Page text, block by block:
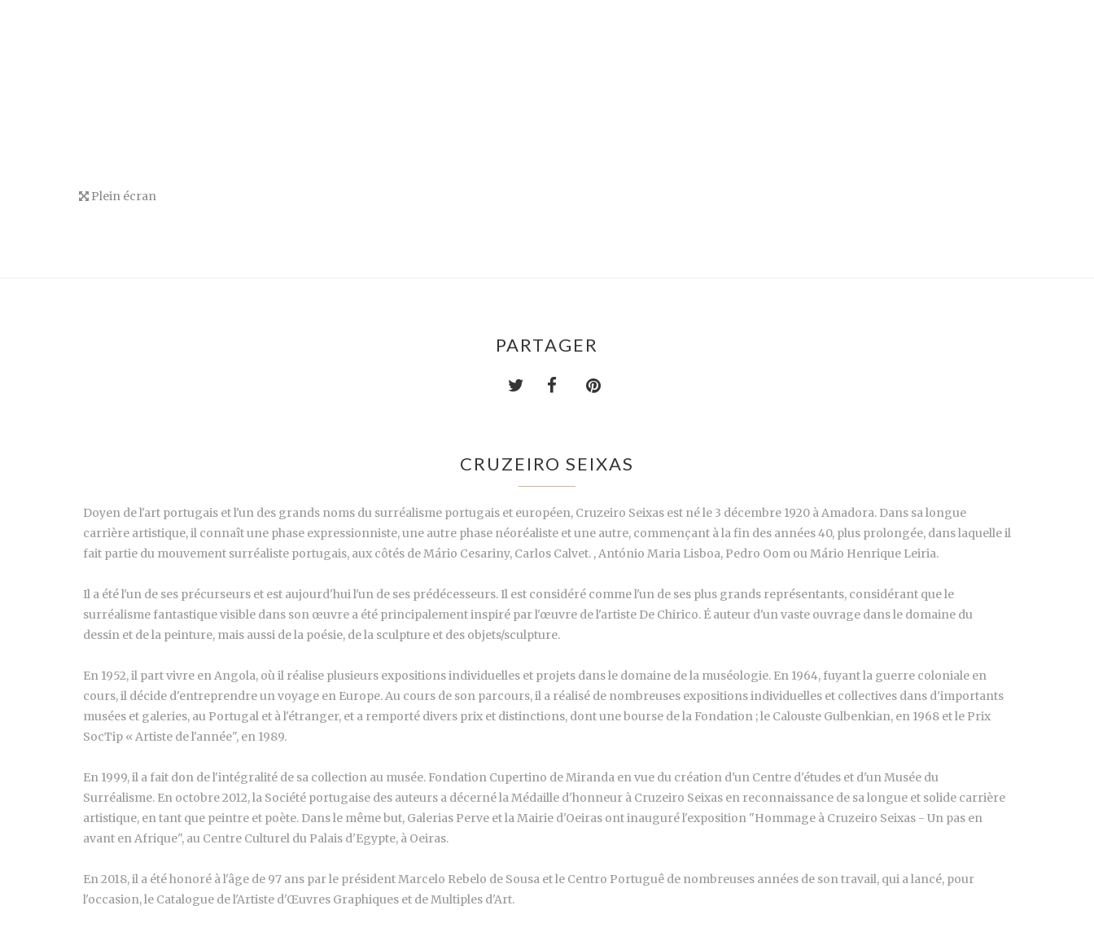
Plein écran
PARTAGER
CRUZEIRO SEIXAS
Doyen de l'art portugais et l'un des grands noms du surréalisme portugais et européen, Cruzeiro Seixas est né le 3 décembre 1920 à Amadora. Dans sa longue
carrière artistique, il connaît une phase expressionniste, une autre phase néoréaliste et une autre, commençant à la fin des années 40, plus prolongée, dans laquelle il
fait partie du mouvement surréaliste portugais, aux côtés de Mário Cesariny, Carlos Calvet. , António Maria Lisboa, Pedro Oom ou Mário Henrique Leiria.
Il a été l'un de ses précurseurs et est aujourd'hui l'un de ses prédécesseurs. Il est considéré comme l'un de ses plus grands représentants, considérant que le
surréalisme fantastique visible dans son œuvre a été principalement inspiré par l'œuvre de l'artiste De Chirico. É auteur d'un vaste ouvrage dans le domaine du
dessin et de la peinture, mais aussi de la poésie, de la sculpture et des objets/sculpture.
En 1952, il part vivre en Angola, où il réalise plusieurs expositions individuelles et projets dans le domaine de la muséologie. En 1964, fuyant la guerre coloniale en
cours, il décide d'entreprendre un voyage en Europe. Au cours de son parcours, il a réalisé de nombreuses expositions individuelles et collectives dans d'importants
musées et galeries, au Portugal et à l'étranger, et a remporté divers prix et distinctions, dont une bourse de la Fondation ; le Calouste Gulbenkian, en 1968 et le Prix
SocTip « Artiste de l'année", en 1989.
En 1999, il a fait don de l'intégralité de sa collection au musée. Fondation Cupertino de Miranda en vue du création d'un Centre d'études et d'un Musée du
Surréalisme. En octobre 2012, la Société portugaise des auteurs a décerné la Médaille d'honneur à Cruzeiro Seixas en reconnaissance de sa longue et solide carrière
artistique, en tant que peintre et poète. Dans le même but, Galerias Perve et la Mairie d'Oeiras ont inauguré l'exposition "Hommage à Cruzeiro Seixas - Un pas en
avant en Afrique", au Centre Culturel du Palais d'Egypte, à Oeiras.
En 2018, il a été honoré à l'âge de 97 ans par le président Marcelo Rebelo de Sousa et le Centro Portuguê de nombreuses années de son travail, qui a lancé, pour
l'occasion, le Catalogue de l'Artiste d'Œuvres Graphiques et de Multiples d'Art.